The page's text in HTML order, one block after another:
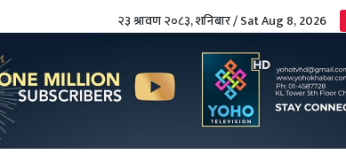
२३ श्रावण २०८३, शनिबार / Sat Aug 8, 2026